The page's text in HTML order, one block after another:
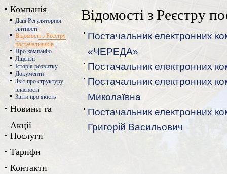
Компанія
Дані Регуляторної
звітності
Відомості з Реєстру
постачальників
Про компанію
Ліцензії
Історія розвитку
Документи
Звіт про структуру
власності
Звіти про якість
Новини та
Акції
Послуги
Тарифи
Контакти
Відомості з Реєстру
Постачальник електронних
«ЧЕРЕДА»
Постачальник електронних
Постачальник електронних
Миколаївна
Постачальник електронних
Григорій Васильович